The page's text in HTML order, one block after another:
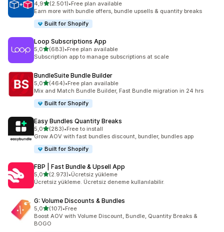
4,95 yıldız üzerinden
(2.501)
toplam 2501 değerlendirme
•Free plan available
Earn more with bundle offers, bundle upsells & quantity breaks
Built for Shopify
Loop Subscriptions App
5,05 yıldız üzerinden
(683)
toplam 683 değerlendirme
•Free plan available
Subscription app to manage subscriptions at scale
BundleSuite Bundle Builder
5,05 yıldız üzerinden
(464)
toplam 464 değerlendirme
•Free plan available
Mix and Match Bundle Builder, Fast Bundle migration in 24 hrs
Built for Shopify
Easy Bundles Quantity Breaks
5,05 yıldız üzerinden
(283)
toplam 283 değerlendirme
•Free to install
Grow AOV with fast bundles discount, bundler, bundles app
Built for Shopify
FBP | Fast Bundle & Upsell App
5,05 yıldız üzerinden
(2.973)
toplam 2973 değerlendirme
•Ücretsiz yükleme
Ücretsiz yükleme. Ücretsiz deneme kullanılabilir.
G: Volume Discounts & Bundles
5,05 yıldız üzerinden
(107)
toplam 107 değerlendirme
•Free
Boost AOV with Volume Discount, Bundle, Quantity Breaks &
BOGO